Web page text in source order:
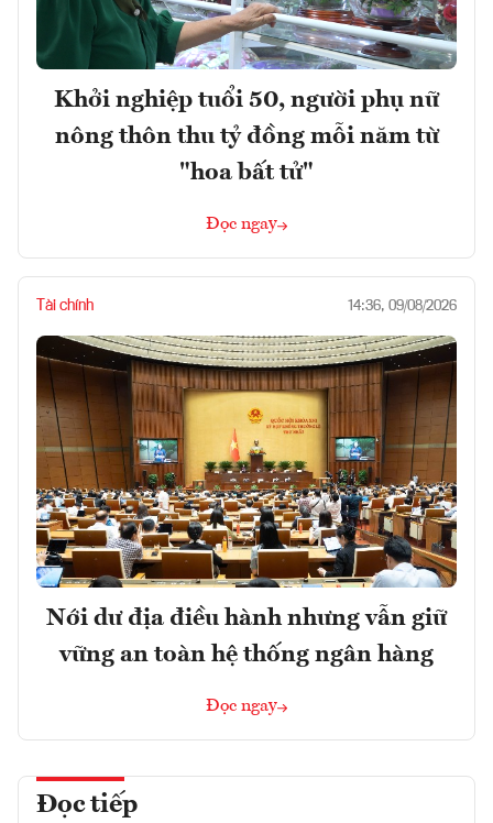
Khởi nghiệp tuổi 50, người phụ nữ
nông thôn thu tỷ đồng mỗi năm từ
"hoa bất tử"
Đọc ngay
Tài chính 14:36, 09/08/2026
Nới dư địa điều hành nhưng vẫn giữ
vững an toàn hệ thống ngân hàng
Đọc ngay
Đọc tiếp